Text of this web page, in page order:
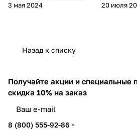
выбрать средство
3 мая 2024 20 июля
Назад к списку
Получайте акции и специальные
скидка 10% на заказ
8 (800) 555-92-86